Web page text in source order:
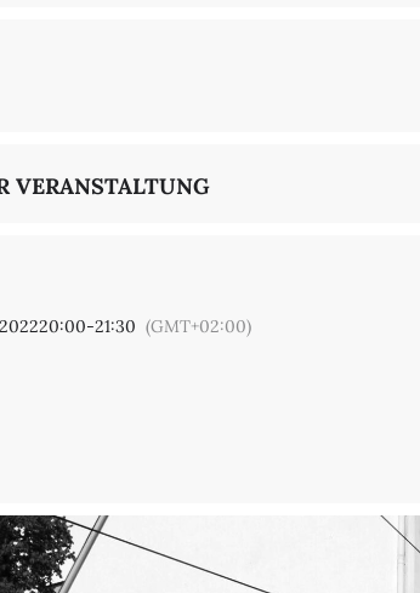
VERANSTALTUNG
20:00-21:30 (GMT+02:00)